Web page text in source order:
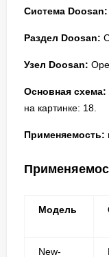
Система Doosan:
Раздел Doosan:
Узел Doosan:
Основная схема:
на картинке: 18.
Применяемость:
Модель
New-